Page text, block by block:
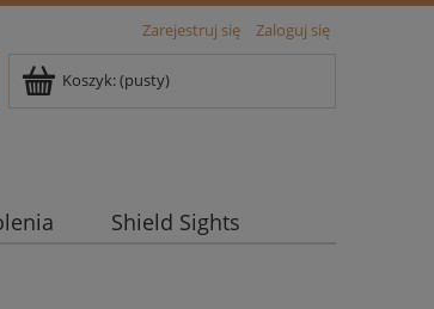
Zarejestruj się Zaloguj się
Koszyk:(pusty)
Shield Sights